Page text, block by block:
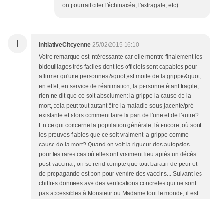
on pourrait citer l'échinacéa, l'astragale, etc)
I InitiativeCitoyenne 25/02/2015 16:10
Votre remarque est intéressante car elle montre finalement les
bidouillages très faciles dont les officiels sont capables pour
affirmer qu'une personnes &quot;est morte de la grippe&quot;:
en effet, en service de réanimation, la personne étant fragile,
rien ne dit que ce soit absolument la grippe la cause de la
mort, cela peut tout autant être la maladie sous-jacente/pré-
existante et alors comment faire la part de l'une et de l'autre?
En ce qui concerne la population générale, là encore, où sont
les preuves fiables que ce soit vraiment la grippe comme
cause de la mort? Quand on voit la rigueur des autopsies
pour les rares cas où elles ont vraiment lieu après un décès
post-vaccinal, on se rend compte que tout baratin de peur et
de propagande est bon pour vendre des vaccins... Suivant les
chiffres données ave des vérifications concrètes qui ne sont
pas accessibles à Monsieur ou Madame tout le monde, il est